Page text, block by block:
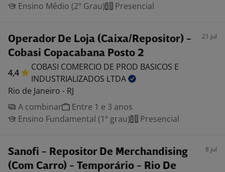
Ensino Médio (2º Grau)
Presencial
Operador De Loja (Caixa/Repositor) -
Cobasi Copacabana Posto 2
21 jul
4,4
COBASI COMERCIO DE PROD BASICOS E
INDUSTRIALIZADOS LTDA
Rio de Janeiro - RJ
A combinar
Entre 1 e 3 anos
Ensino Fundamental (1º grau)
Presencial
Sanofi - Repositor De Merchandising
(Com Carro) - Temporário - Rio De
8 jul